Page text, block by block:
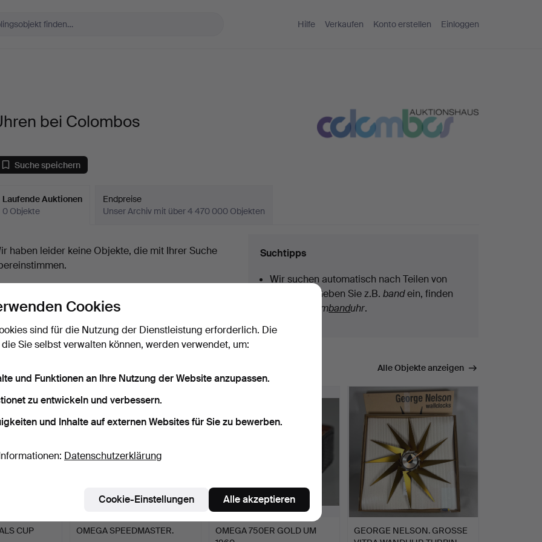
Hilfe Verkaufen Konto erstellen Einloggen
bei Colombos
Suche speichern
Laufende Auktionen
0 Objekte
Endpreise
Unser Archiv mit über 4 470 000 Objekten
haben leider keine Objekte, die mit Ihrer Suche
zu erhalten, sobald dieses Objekt
Suchtipps
Wir suchen automatisch nach Teilen von
Begriffen. Geben Sie z.B.bandein, finden
Armbanduhr.
die mit Ihrer Suche übereinstimmen. Alle Objekte anzeigen
CUP
OMEGA SPEEDMASTER.
OMEGA 750ER GOLD UM
GEORGE NELSON. GROSSE
Cookies
sind für die Nutzung der Dienstleistung erforderlich. Die
Sie selbst verwalten können, werden verwendet, um:
und Funktionen an Ihre Nutzung der Website anzupassen.
zu entwickeln und verbessern.
und Inhalte auf externen Websites für Sie zu bewerben.
Datenschutzerklärung
Cookie-Einstellungen Alle akzeptieren